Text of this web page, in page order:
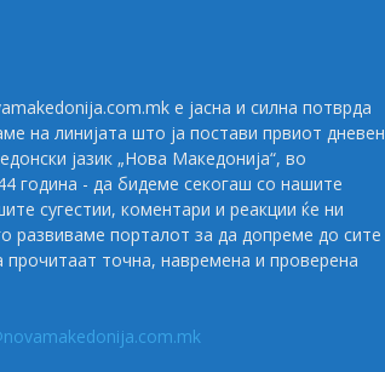
е јасна и силна потврда
на линијата што ја постави првиот дневен
јазик „Нова Македонија“, во
година - да бидеме секогаш со нашите
сугестии, коментари и реакции ќе ни
развиваме порталот за да допреме до сите
прочитаат точна, навремена и проверена